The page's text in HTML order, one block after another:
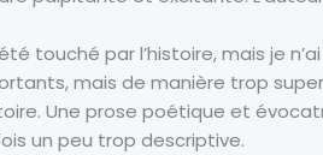
été touché par l’histoire, mais je
mais de manière trop
Une prose poétique et
un peu trop descriptive.